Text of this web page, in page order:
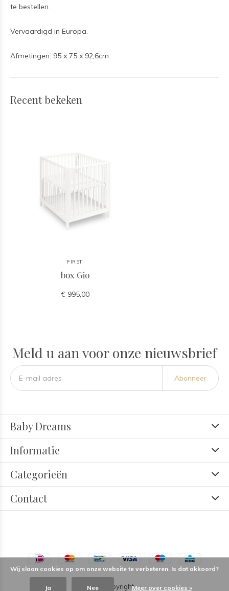
te bestellen.
Vervaardigd in Europa.
Afmetingen: 95 x 75 x 92,6cm.
Recent bekeken
FIRST
box Gio
€ 995,00
Meld u aan voor onze nieuwsbrief
Abonneer
Baby Dreams
Informatie
Categorieën
Contact
© Copyright
Wij slaan cookies op om onze website te verbeteren. Is dat akkoord?
Ja Nee Meer over cookies »